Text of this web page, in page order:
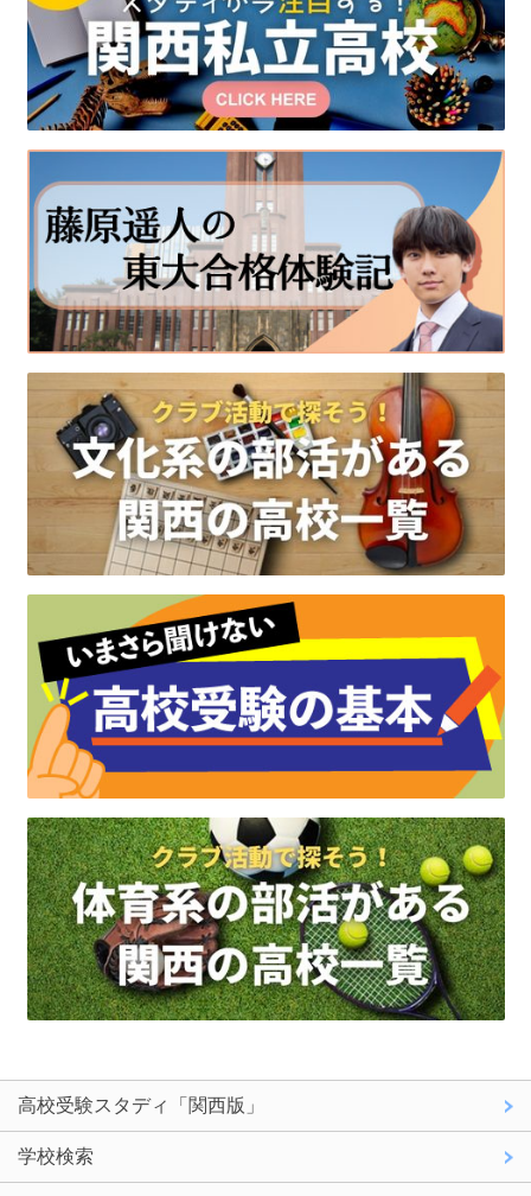
高校受験スタディ「関西版」
学校検索